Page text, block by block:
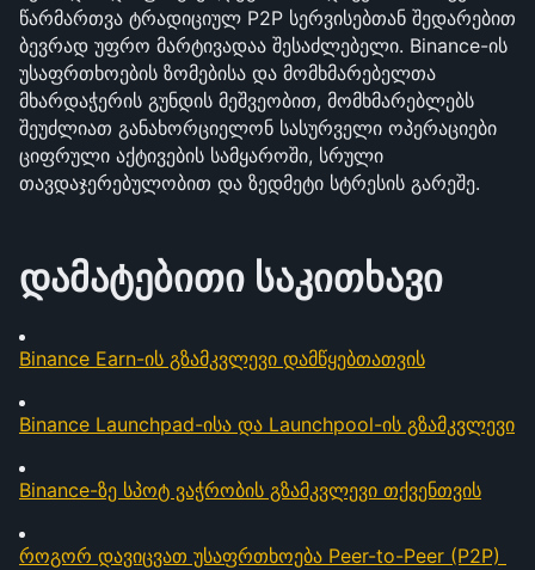
წარმართვა ტრადიციულ P2P სერვისებთან შედარებით
ბევრად უფრო მარტივადაა შესაძლებელი. Binance-ის
უსაფრთხოების ზომებისა და მომხმარებელთა
მხარდაჭერის გუნდის მეშვეობით, მომხმარებლებს
შეუძლიათ განახორციელონ სასურველი ოპერაციები
ციფრული აქტივების სამყაროში, სრული
თავდაჯერებულობით და ზედმეტი სტრესის გარეშე.
დამატებითი საკითხავი
Binance Earn-ის გზამკვლევი დამწყებთათვის
Binance Launchpad-ისა და Launchpool-ის გზამკვლევი
Binance-ზე სპოტ ვაჭრობის გზამკვლევი თქვენთვის
როგორ დავიცვათ უსაფრთხოება Peer-to-Peer (P2P)